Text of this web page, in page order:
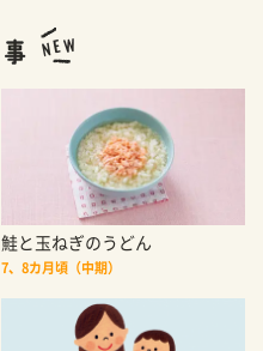
鮭と玉ねぎのうどん
7、8カ月頃（中期）